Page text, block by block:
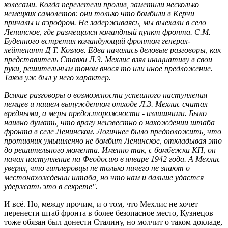
колесами. Когда перелетели пролив, заметили несколько
немецких самолетов: они только что бомбили в Керчи
причалы и аэродром. Не задерживаясь, мы выехали в село
Ленинское, где размещался командный пункт фронта. С.М.
Буденного встретил командующий фронтом генерал-
лейтенант Д Т. Козлов. Едва начались деловые разговоры, как
представитель Ставки Л.3. Мехлис взял инициативу в свои
руки, решительным тоном внося то или иное предложение.
Таков уж был у него характер.
Всякие разговоры о возможности успешного наступления
немцев и нашем вынужденном отходе Л.3. Мехлис считал
вредными, а меры предосторожности - излишними. Было
наивно думать, что врагу неизвестно о нахождении штаба
фронта в селе Ленинском. Логичнее было предположить, что
противник умышленно не бомбит Ленинское, откладывая это
до решительного момента. Именно так, с бомбежки КП, он
начал наступление на Феодосию в январе 1942 года. А Мехлис
уверял, что гитлеровцы не только ничего не знают о
местонахождении штаба, но что нам и дальше удастся
удержать это в секрете".
И всё. Но, между прочим, и о том, что Мехлис не хочет
перенести штаб фронта в более безопасное место, Кузнецов
тоже обязан был донести Сталину, но молчит о таком докладе,